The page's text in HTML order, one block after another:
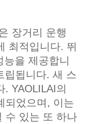
장거리 운행
최적입니다. 뛰
을 제공합니
립됩니다. 새 스
. YAOLILAI의
되었으며, 이는
수 있는 또 하나